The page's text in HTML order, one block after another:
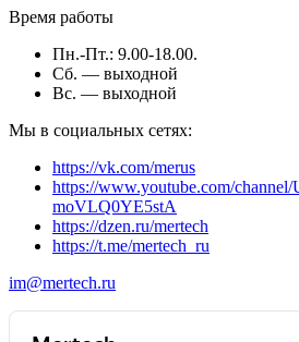
Время работы
Пн.-Пт.: 9.00-18.00.
Сб. — выходной
Вс. — выходной
Мы в социальных сетях:
https://vk.com/merus
https://www.youtube.com/
moVLQ0YE5stA
https://dzen.ru/mertech
https://t.me/mertech_ru
im@mertech.ru